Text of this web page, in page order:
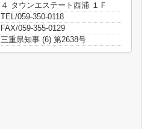
４ タウンエステート西浦 １Ｆ
TEL/059-350-0118
FAX/059-355-0129
三重県知事 (6) 第2638号